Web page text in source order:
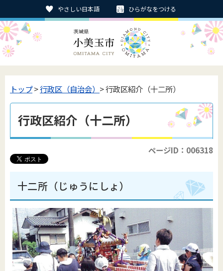
やさしい日本語 ひらがなをつける
トップ>行政区（自治会） > 行政区紹介（十二所）
行政区紹介（十二所）
ページID：006318
十二所（じゅうにしょ）